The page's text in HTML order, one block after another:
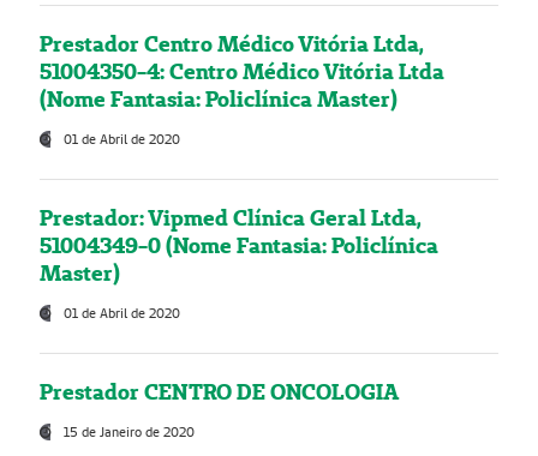
Prestador Centro Médico Vitória Ltda,
51004350-4: Centro Médico Vitória Ltda
(Nome Fantasia: Policlínica Master)
01 de Abril de 2020
Prestador: Vipmed Clínica Geral Ltda,
51004349-0 (Nome Fantasia: Policlínica
Master)
01 de Abril de 2020
Prestador CENTRO DE ONCOLOGIA
15 de Janeiro de 2020